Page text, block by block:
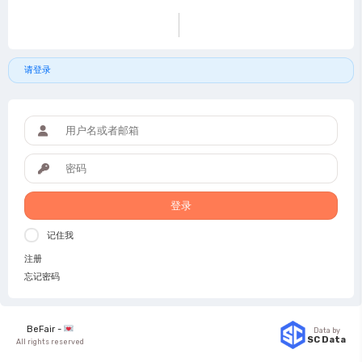
请登录
登录
记住我
注册
忘记密码
BeFair -
All rights reserved
Data by
SC Data